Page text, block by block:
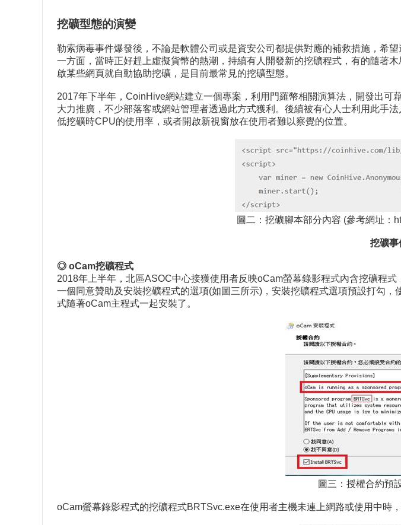
挖礦型態的演變
勒索病毒事件爆發後，不論是軟體公司或是資安公司都提供對應的補救措施，希
一方面，當時正好趕上虛擬貨幣的熱潮，持續有人開發新的挖礦程式，有的隨著
啟某些網頁就自動協助挖礦，是目前最常見的挖礦型態。
2017年下半年，CoinHive網站建立一個專案，利用門羅幣相關演算法，開發出
大力推廣，不少部落客或網站管理者透過此方式獲利。後續被有心人士利用此手
低挖礦時CPU的使用率，或者開啟新視窗放在使用者難以察覺的位置。
圖二：挖礦腳本部分內容 (參考網址：
挖礦事
◎ oCam挖礦程式
2018年上半年，北區ASOC中心接獲使用者反映oCam螢幕錄影程式內含挖礦程
一個同意贊助及安裝挖礦程式的選項(如圖三所示)，安裝挖礦程式選項預設打勾
式隨著oCam主程式一起安裝了。
圖三：授權合約預
oCam螢幕錄影程式的挖礦程式BRTSvc.exe在使用者主機未連上網路或使用中時